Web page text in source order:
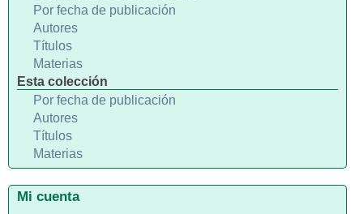
Por fecha de publicación
Autores
Títulos
Materias
Esta colección
Por fecha de publicación
Autores
Títulos
Materias
Mi cuenta